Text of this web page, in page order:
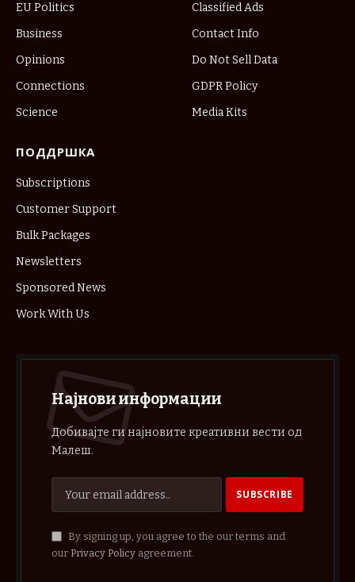
EU Politics
Business
Opinions
Connections
Science
Classified Ads
Contact Info
Do Not Sell Data
GDPR Policy
Media Kits
ПОДДРШКА
Subscriptions
Customer Support
Bulk Packages
Newsletters
Sponsored News
Work With Us
Најнови информации
Добивајте ги најновите креативни вести од
Малеш.
By signing up, you agree to the our terms and
our Privacy Policyagreement.